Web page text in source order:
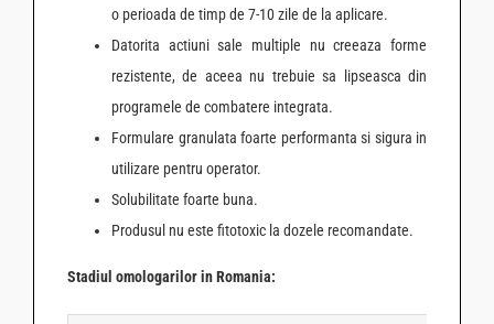
o perioada de timp de 7-10 zile de la aplicare.
Datorita actiuni sale multiple nu creeaza forme
rezistente, de aceea nu trebuie sa lipseasca din
programele de combatere integrata.
Formulare granulata foarte performanta si sigura in
utilizare pentru operator.
Solubilitate foarte buna.
Produsul nu este fitotoxic la dozele recomandate.
Stadiul omologarilor in Romania: